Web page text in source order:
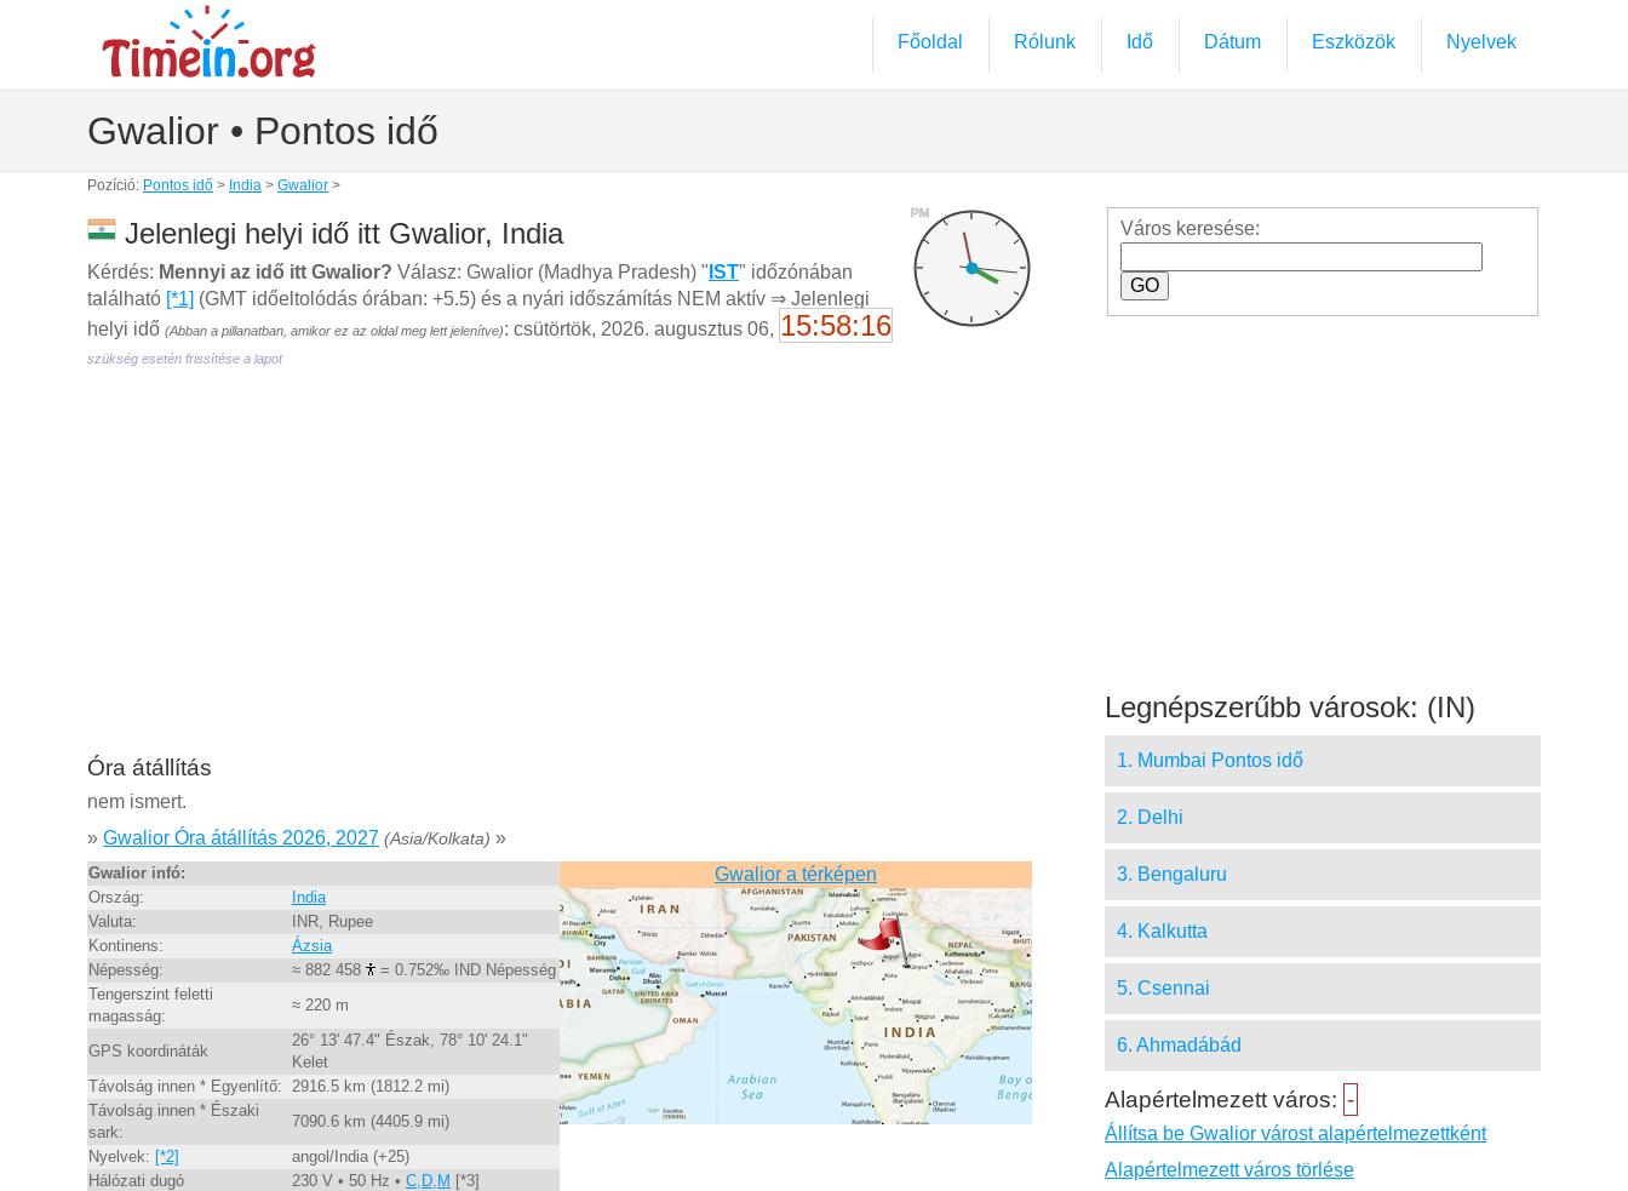
Főoldal Rólunk Idő Dátum Eszközök Nyelvek
Gwalior • Pontos idő
Pozíció: Pontos idő > India > Gwalior >
PM
Jelenlegi helyi idő itt Gwalior, India
Kérdés: Mennyi az idő itt Gwalior? Válasz: Gwalior (Madhya Pradesh) " IST" időzónában
található [*1] (GMT időeltolódás órában: +5.5) és a nyári időszámítás NEM aktív ⇒ Jelenlegi
helyi idő (Abban a pillanatban, amikor ez az oldal meg lett jelenítve): csütörtök, 2026. augusztus 06, 15:58:17
szükség esetén frissítése a lapot
Óra átállítás
nem ismert.
» Gwalior Óra átállítás 2026, 2027 (Asia/Kolkata) »
Gwalior infó:
Ország:
India
Valuta:
INR, Rupee
Kontinens:
Ázsia
Népesség:
≈ 882 458
= 0.752‰ IND Népesség
Tengerszint feletti
magasság:
≈ 220 m
GPS koordináták
26° 13' 47.4" Észak, 78° 10' 24.1"
Kelet
Távolság innen * Egyenlítő:
2916.5 km (1812.2 mi)
Távolság innen * Északi
sark:
7090.6 km (4405.9 mi)
Nyelvek: [*2]
angol/India (+25)
Hálózati dugó
230 V • 50 Hz • C,D,M [*3]
Gwalior a térképen
Város keresése:
Legnépszerűbb városok: (IN)
1. Mumbai Pontos idő
2. Delhi
3. Bengaluru
4. Kalkutta
5. Csennai
6. Ahmadábád
Alapértelmezett város: -
Állítsa be Gwalior várost alapértelmezettként
Alapértelmezett város törlése